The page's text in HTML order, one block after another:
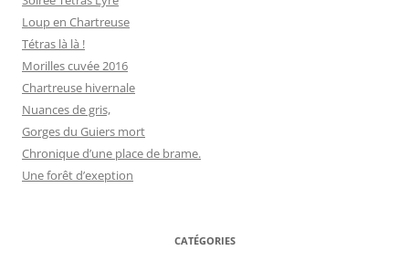
Loup en Chartreuse
Tétras là là !
Morilles cuvée 2016
Chartreuse hivernale
Nuances de gris,
Gorges du Guiers mort
Chronique d’une place de brame.
Une forêt d’exeption
CATÉGORIES